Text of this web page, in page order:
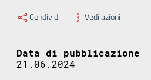
Condividi Vedi azioni
Data di pubblicazione
21.06.2024